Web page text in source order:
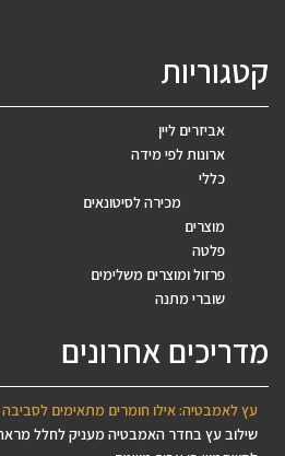
קטגוריות
אביזרים ליין
ארונות לפי מידה
כללי
מכירה לסיטונאים
מוצרים
פלטה
פרזול ומוצרים משלימים
שוברי מתנה
מדריכים אחרונים
עץ לאמבטיה: אילו חומרים מתאימים
שילוב עץ בחדר האמבטיה מעניק לחלל